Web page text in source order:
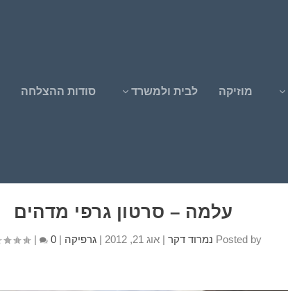
מוזיקה לבית ולמשרד סודות ההצלחה
עלמה – סרטון גרפי מדהים
Posted by נמרוד דקר| אוג 21, 2012 | גרפיקה |
0
|